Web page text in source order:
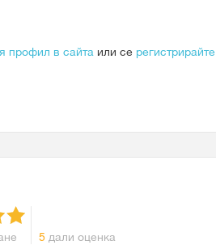
профил в сайта или се регистрирайте
5 дали оценка